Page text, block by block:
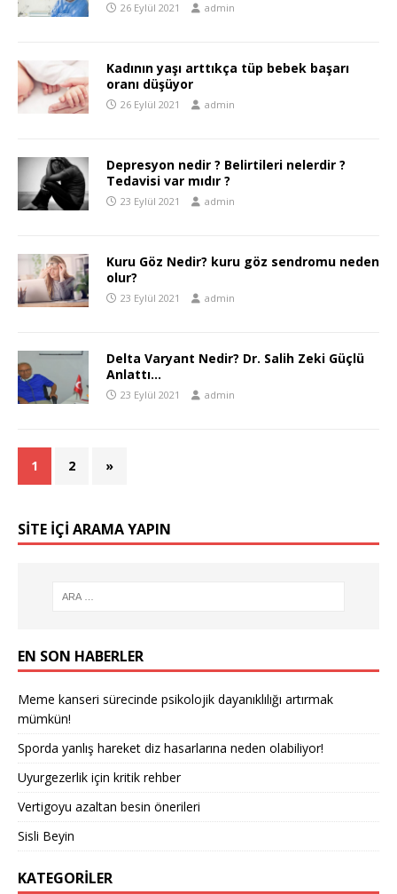
26 Eylül 2021 admin
Kadının yaşı arttıkça tüp bebek başarı
oranı düşüyor
26 Eylül 2021 admin
Depresyon nedir ? Belirtileri nelerdir ?
Tedavisi var mıdır ?
23 Eylül 2021 admin
Kuru Göz Nedir? kuru göz sendromu neden
olur?
23 Eylül 2021 admin
Delta Varyant Nedir? Dr. Salih Zeki Güçlü
Anlattı…
23 Eylül 2021 admin
1 2 »
SITE IÇI ARAMA YAPIN
EN SON HABERLER
Meme kanseri sürecinde psikolojik dayanıklılığı artırmak
mümkün!
Sporda yanlış hareket diz hasarlarına neden olabiliyor!
Uyurgezerlik için kritik rehber
Vertigoyu azaltan besin önerileri
Sisli Beyin
KATEGORILER